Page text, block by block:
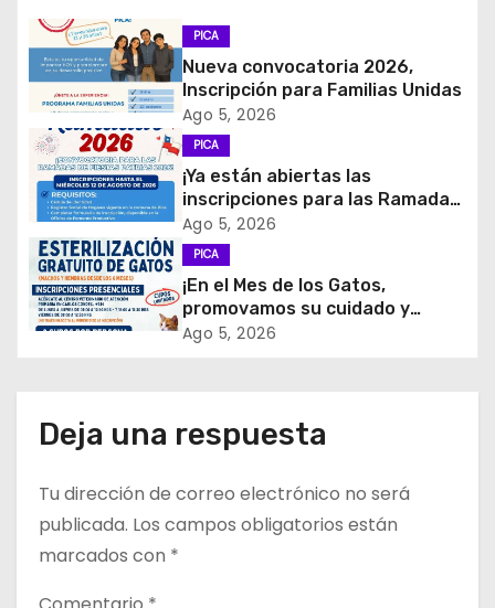
c
i
ó
n
d
e
e
r
a
d
PICA
Nueva convocatoria 2026,
Inscripción para Familias Unidas
Ago 5, 2026
PICA
¡Ya están abiertas las
inscripciones para las Ramadas
de Fiestas Patrias 2026!
Ago 5, 2026
PICA
¡En el Mes de los Gatos,
promovamos su cuidado y
tenencia responsable!
Ago 5, 2026
Deja una respuesta
Tu dirección de correo electrónico no será
publicada. Los campos obligatorios están
marcados con *